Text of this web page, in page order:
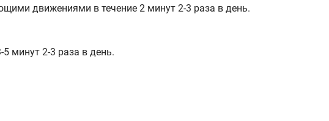
движениями в течение 2 минут 2-3 раза в день.
минут 2-3 раза в день.